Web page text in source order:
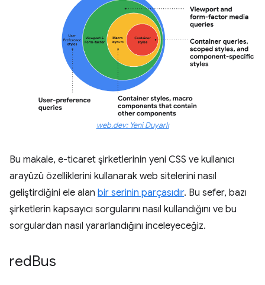
web.dev: Yeni Duyarlı
Bu makale, e-ticaret şirketlerinin yeni CSS ve kullanıcı
arayüzü özelliklerini kullanarak web sitelerini nasıl
geliştirdiğini ele alan bir serinin parçasıdır. Bu sefer, bazı
şirketlerin kapsayıcı sorgularını nasıl kullandığını ve bu
sorgulardan nasıl yararlandığını inceleyeceğiz.
redBus